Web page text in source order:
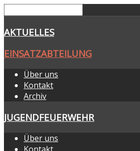
AKTUELLES
EINSATZABTEILUNG
Über uns
Kontakt
Archiv
JUGENDFEUERWEHR
Über uns
Kontakt